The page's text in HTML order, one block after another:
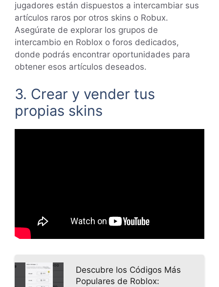
jugadores están dispuestos a intercambiar sus
artículos raros por otros skins o Robux.
Asegúrate de explorar los grupos de
intercambio en Roblox o foros dedicados,
donde podrás encontrar oportunidades para
obtener esos artículos deseados.
3. Crear y vender tus
propias skins
Descubre los Códigos Más
Populares de Roblox: